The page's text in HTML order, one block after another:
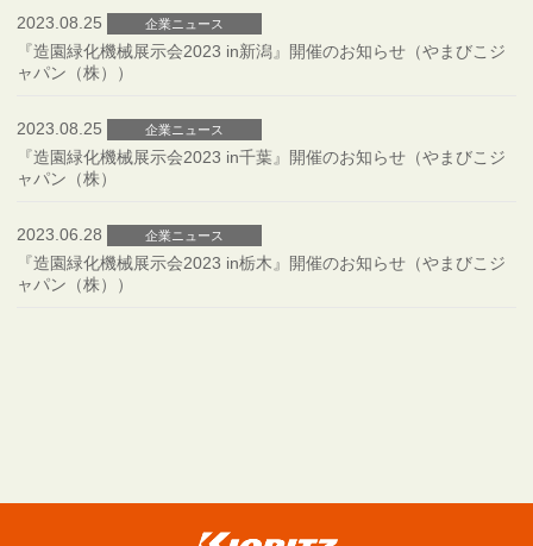
2023.08.25 企業ニュース
『造園緑化機械展示会2023 in新潟』開催のお知らせ（やまびこジ
ャパン（株））
2023.08.25 企業ニュース
『造園緑化機械展示会2023 in千葉』開催のお知らせ（やまびこジ
ャパン（株）
2023.06.28 企業ニュース
『造園緑化機械展示会2023 in栃木』開催のお知らせ（やまびこジ
ャパン（株））